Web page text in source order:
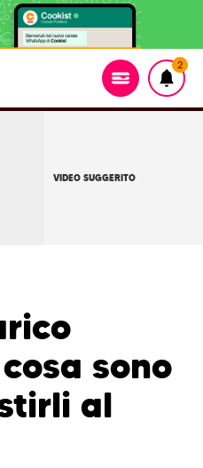
2
VIDEO SUGGERITO
sono
al